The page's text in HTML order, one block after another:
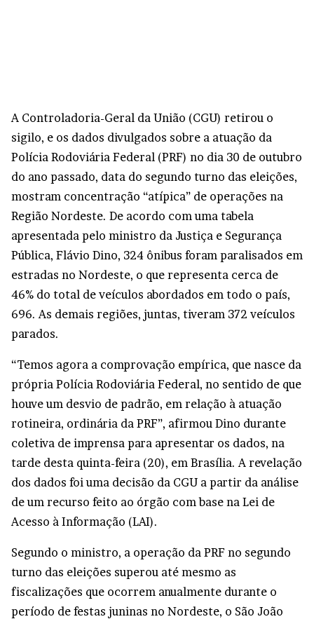
A Controladoria-Geral da União (CGU) retirou o
sigilo, e os dados divulgados sobre a atuação da
Polícia Rodoviária Federal (PRF) no dia 30 de outubro
do ano passado, data do segundo turno das eleições,
mostram concentração “atípica” de operações na
Região Nordeste. De acordo com uma tabela
apresentada pelo ministro da Justiça e Segurança
Pública, Flávio Dino, 324 ônibus foram paralisados em
estradas no Nordeste, o que representa cerca de
46% do total de veículos abordados em todo o país,
696. As demais regiões, juntas, tiveram 372 veículos
parados.
“Temos agora a comprovação empírica, que nasce da
própria Polícia Rodoviária Federal, no sentido de que
houve um desvio de padrão, em relação à atuação
rotineira, ordinária da PRF”, afirmou Dino durante
coletiva de imprensa para apresentar os dados, na
tarde desta quinta-feira (20), em Brasília. A revelação
dos dados foi uma decisão da CGU a partir da análise
de um recurso feito ao órgão com base na Lei de
Acesso à Informação (LAI).
Segundo o ministro, a operação da PRF no segundo
turno das eleições superou até mesmo as
fiscalizações que ocorrem anualmente durante o
período de festas juninas no Nordeste, o São João